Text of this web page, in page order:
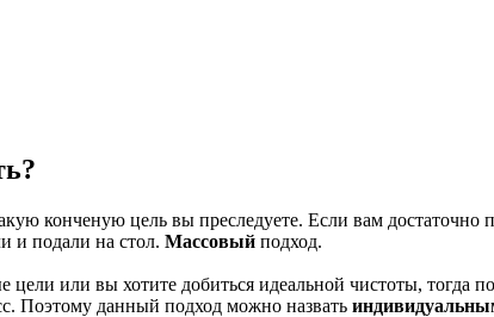
конченую цель вы преследуете. Если вам достаточно
и подали на стол. Массовый подход.
цели или вы хотите добиться идеальной чистоты, тогда
Поэтому данный подход можно назвать